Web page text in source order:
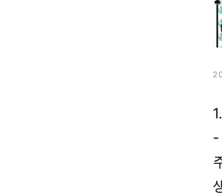
1.
-